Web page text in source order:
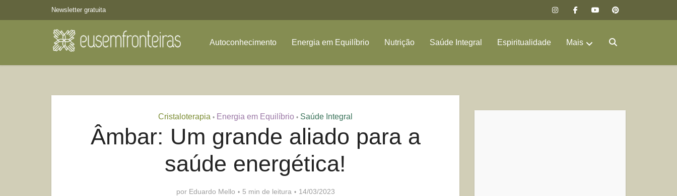
Newsletter gratuita
Autoconhecimento Energia em Equilíbrio Nutrição Saúde Integral Espiritualidade Mais
Cristaloterapia • Energia em Equilíbrio • Saúde Integral
Âmbar: Um grande aliado para a
saúde energética!
por Eduardo Mello 5 min de leitura 14/03/2023